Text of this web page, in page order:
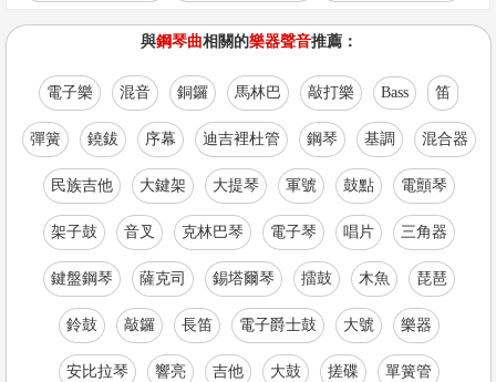
與鋼琴曲相關的樂器聲音推薦：
電子樂 混音 銅鑼 馬林巴 敲打樂 Bass 笛
彈簧 鐃鈸 序幕 迪吉裡杜管 鋼琴 基調 混合器
民族吉他 大鍵架 大提琴 軍號 鼓點 電顫琴
架子鼓 音叉 克林巴琴 電子琴 唱片 三角器
鍵盤鋼琴 薩克司 錫塔爾琴 擂鼓 木魚 琵琶
鈴鼓 敲鑼 長笛 電子爵士鼓 大號 樂器
安比拉琴 響亮 吉他 大鼓 搓碟 單簧管